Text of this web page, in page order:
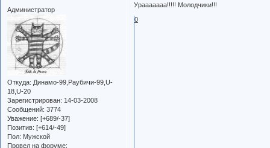
Администратор
Откуда: Динамо-99,Раубичи-99,U-
18,U-20
Зарегистрирован: 14-03-2008
Сообщений: 3774
Уважение: [+689/-37]
Позитив: [+614/-49]
Пол: Мужской
Провел на форуме:
Урааааааа!!!!! Молодчики!!!
0